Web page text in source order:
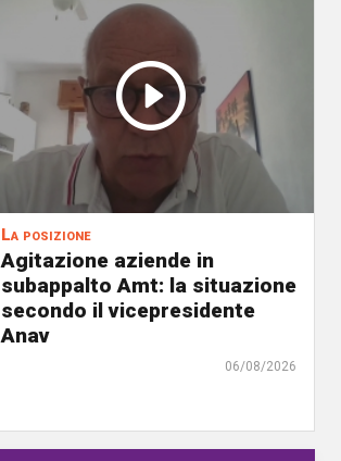
La posizione
Agitazione aziende in
subappalto Amt: la situazione
secondo il vicepresidente
Anav
06/08/2026